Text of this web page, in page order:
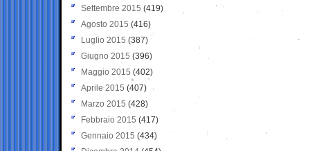
Settembre 2015 (419)
Agosto 2015 (416)
Luglio 2015 (387)
Giugno 2015 (396)
Maggio 2015 (402)
Aprile 2015 (407)
Marzo 2015 (428)
Febbraio 2015 (417)
Gennaio 2015 (434)